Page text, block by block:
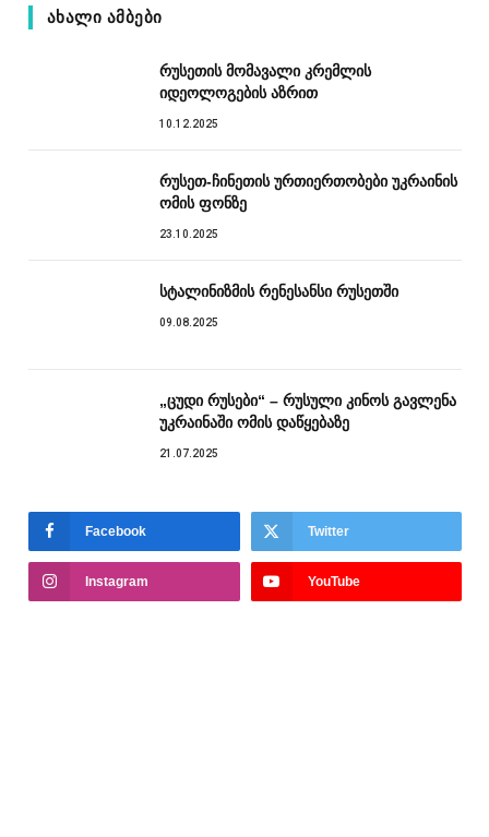
ᲐᲮᲐᲚᲘ ᲐᲛᲑᲔᲑᲘ
რუსეთის მომავალი კრემლის
იდეოლოგების აზრით
10.12.2025
რუსეთ-ჩინეთის ურთიერთობები უკრაინის
ომის ფონზე
23.10.2025
სტალინიზმის რენესანსი რუსეთში
09.08.2025
„ცუდი რუსები“ – რუსული კინოს გავლენა
უკრაინაში ომის დაწყებაზე
21.07.2025
Facebook Twitter
Instagram YouTube